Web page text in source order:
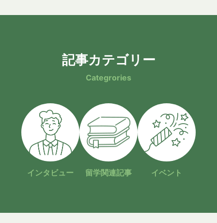
記事カテゴリー
Categrories
インタビュー 留学関連記事 イベント